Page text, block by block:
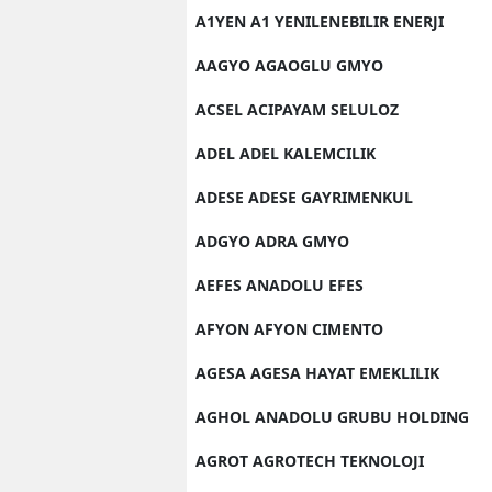
A1YEN A1 YENILENEBILIR ENERJI
AAGYO AGAOGLU GMYO
ACSEL ACIPAYAM SELULOZ
ADEL ADEL KALEMCILIK
ADESE ADESE GAYRIMENKUL
ADGYO ADRA GMYO
AEFES ANADOLU EFES
AFYON AFYON CIMENTO
AGESA AGESA HAYAT EMEKLILIK
AGHOL ANADOLU GRUBU HOLDING
AGROT AGROTECH TEKNOLOJI